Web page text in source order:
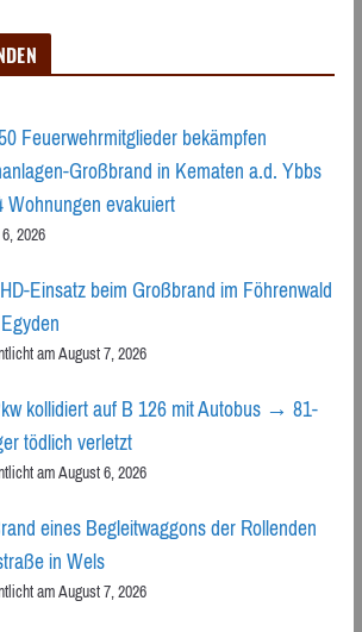
Feuerwehrmitglieder bekämpfen
Großbrand in Kematen a.d. Ybbs
evakuiert
2026
Einsatz beim Großbrand im Föhrenwald
am August 7, 2026
kollidiert auf B 126 mit Autobus → 81-
tödlich verletzt
am August 6, 2026
eines Begleitwaggons der Rollenden
in Wels
am August 7, 2026